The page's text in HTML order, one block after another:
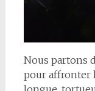
Nous partons
pour affronter